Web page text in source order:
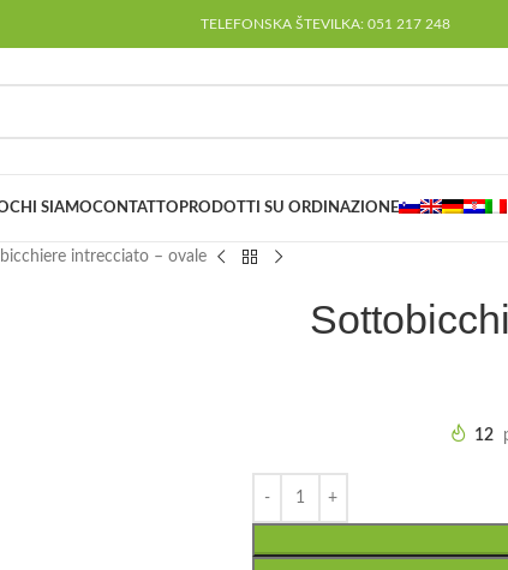
TELEFONSKA ŠTEVILKA: 051 217 248
CHI SIAMOCONTATTO PRODOTTI SU ORDINAZIONE
intrecciato – ovale
12